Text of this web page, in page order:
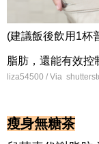
(建議飯後飲用1杯
脂肪，還能有效控
liza54500 / Via
瘦身無糖茶